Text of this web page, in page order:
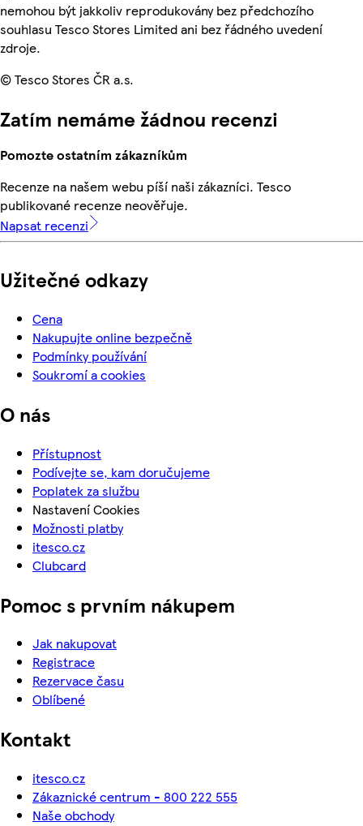
nemohou být jakkoliv reprodukovány bez předchozího
souhlasu Tesco Stores Limited ani bez řádného uvedení
zdroje.
© Tesco Stores ČR a.s.
Zatím nemáme žádnou recenzi
Pomozte ostatním zákazníkům
Recenze na našem webu píší naši zákazníci. Tesco
publikované recenze neověřuje.
Napsat recenzi
Užitečné odkazy
Cena
Nakupujte online bezpečně
Podmínky používání
Soukromí a cookies
O nás
Přístupnost
Podívejte se, kam doručujeme
Poplatek za službu
Nastavení Cookies
Možnosti platby
itesco.cz
Clubcard
Pomoc s prvním nákupem
Jak nakupovat
Registrace
Rezervace času
Oblíbené
Kontakt
itesco.cz
Zákaznické centrum - 800 222 555
Naše obchody